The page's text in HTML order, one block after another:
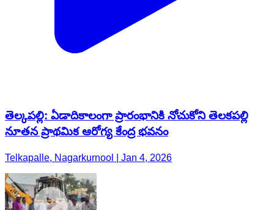
తెల్కపల్లి: ఏడాదికాలంగా ప్రారంభానికి నోచుకోని తెలకపల్లి
నూతన ప్రాథమిక ఆరోగ్య కేంద్ర భవనం
Telkapalle, Nagarkurnool | Jan 4, 2026